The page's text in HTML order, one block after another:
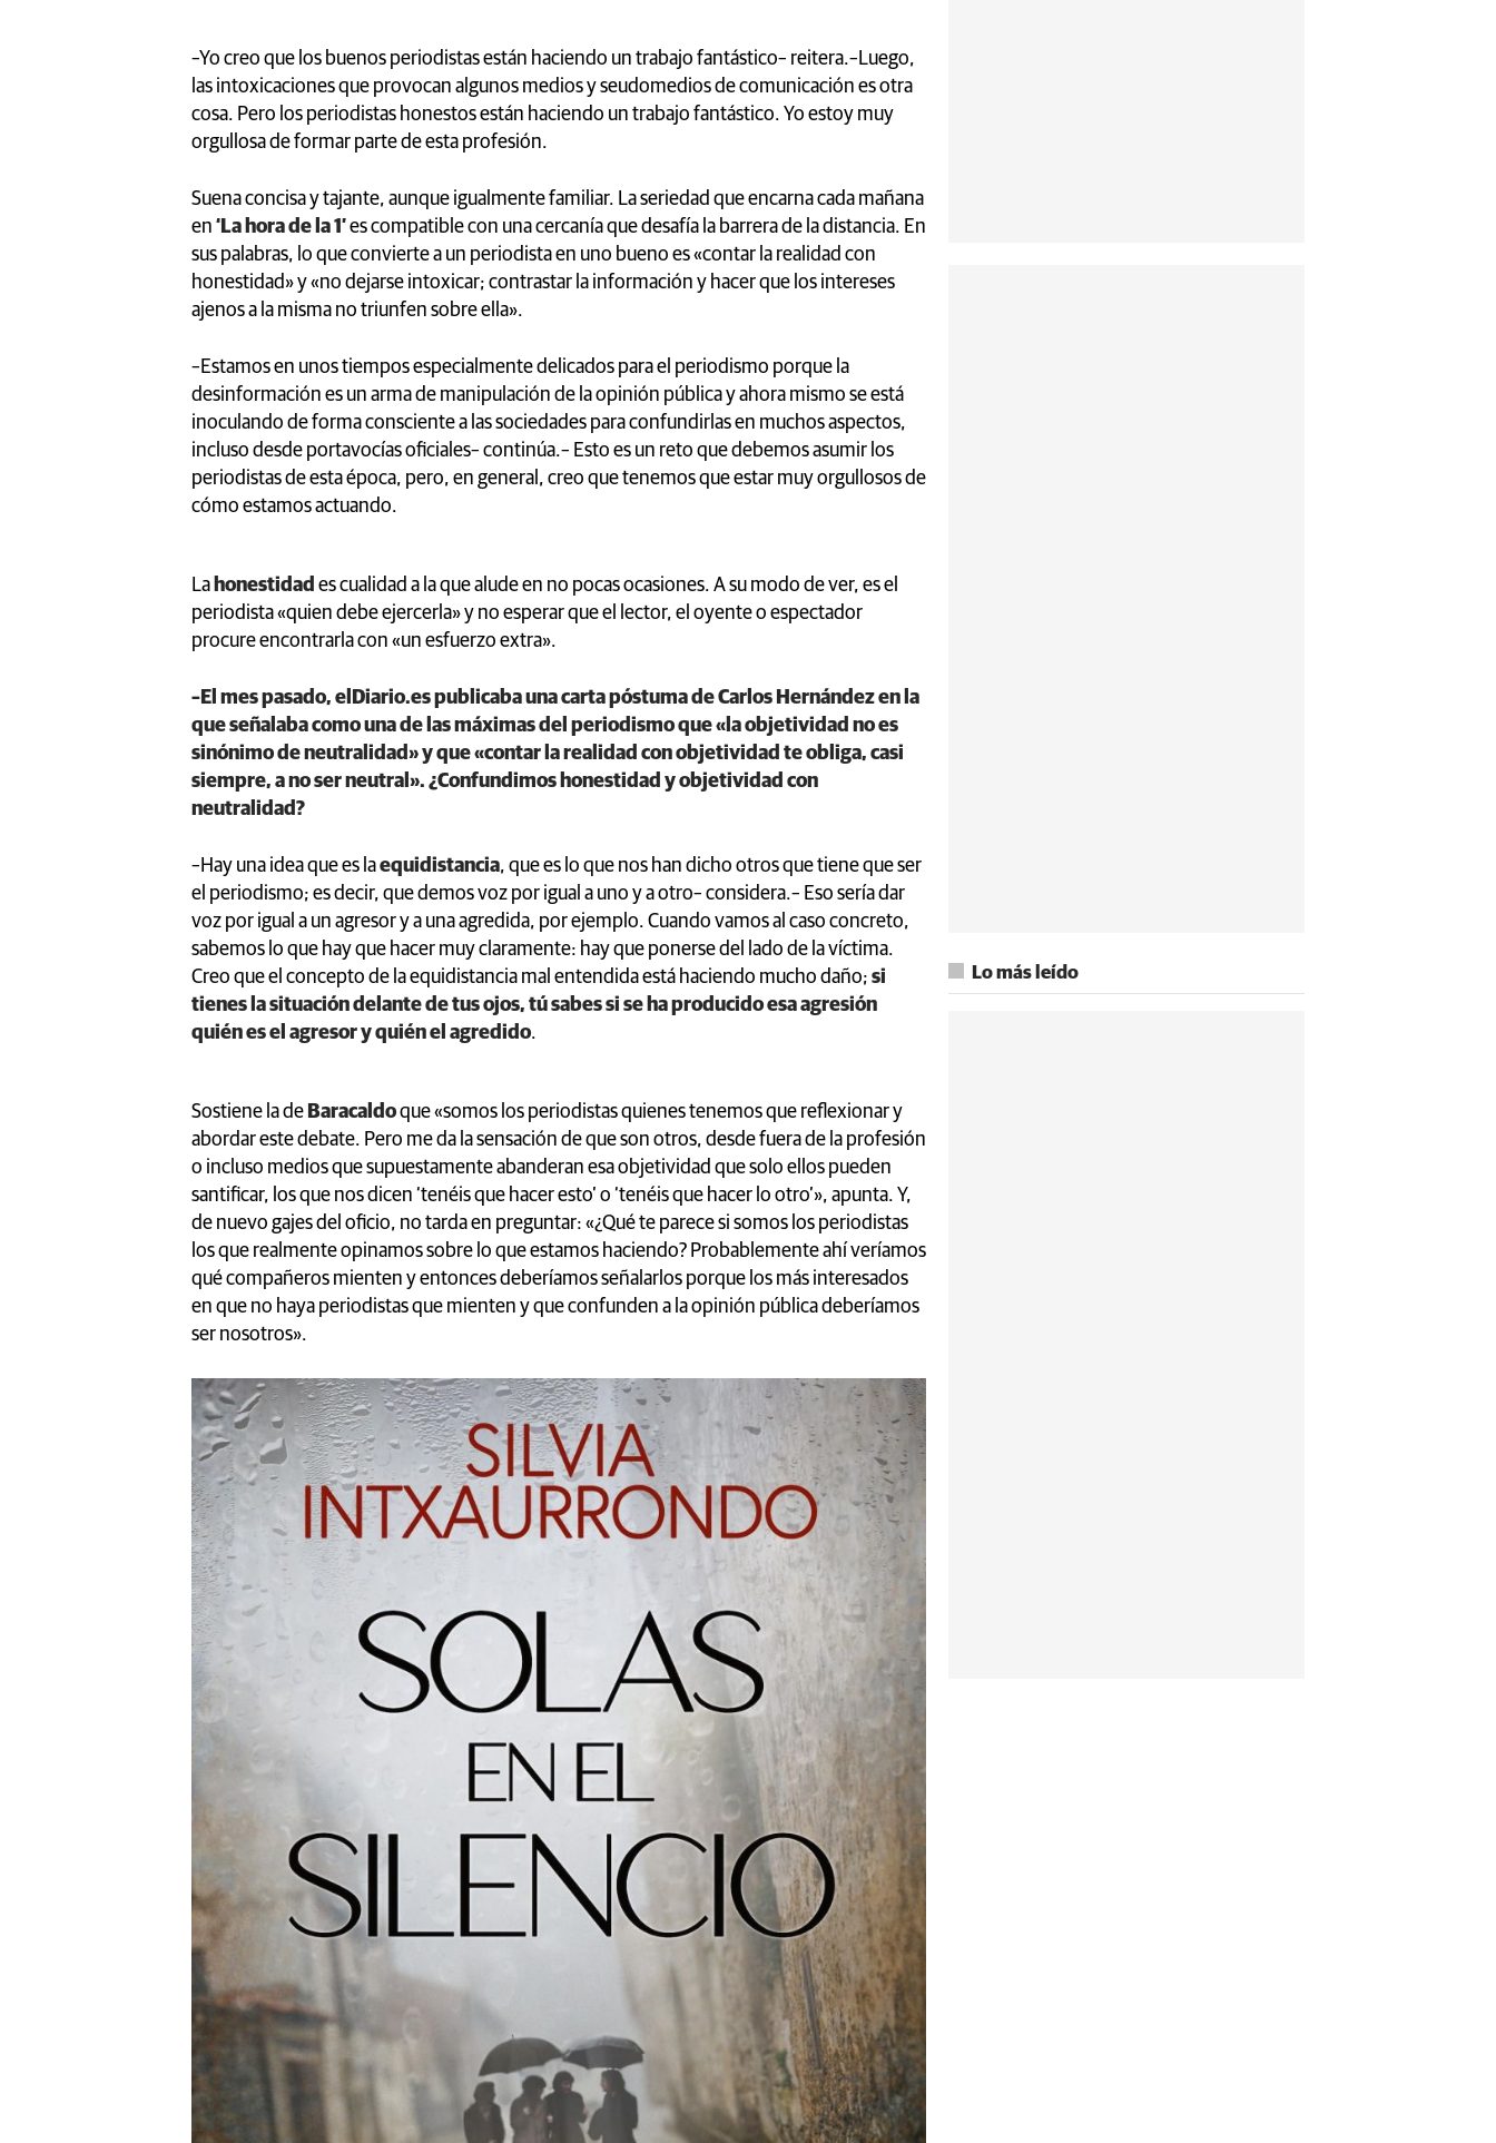
–Yo creo que los buenos periodistas están haciendo un trabajo fantástico– reitera.–Luego,
las intoxicaciones que provocan algunos medios y seudomedios de comunicación es otra
cosa. Pero los periodistas honestos están haciendo un trabajo fantástico. Yo estoy muy
orgullosa de formar parte de esta profesión.
Suena concisa y tajante, aunque igualmente familiar. La seriedad que encarna cada mañana
en ‘La hora de la 1’es compatible con una cercanía que desafía la barrera de la distancia. En
sus palabras, lo que convierte a un periodista en uno bueno es «contar la realidad con
honestidad» y «no dejarse intoxicar; contrastar la información y hacer que los intereses
ajenos a la misma no triunfen sobre ella».
–Estamos en unos tiempos especialmente delicados para el periodismo porque la
desinformación es un arma de manipulación de la opinión pública y ahora mismo se está
inoculando de forma consciente a las sociedades para confundirlas en muchos aspectos,
incluso desde portavocías oficiales– continúa.– Esto es un reto que debemos asumir los
periodistas de esta época, pero, en general, creo que tenemos que estar muy orgullosos de
cómo estamos actuando.
La honestidad es cualidad a la que alude en no pocas ocasiones. A su modo de ver, es el
periodista «quien debe ejercerla» y no esperar que el lector, el oyente o espectador
procure encontrarla con «un esfuerzo extra».
–El mes pasado, elDiario.es publicaba una carta póstuma de Carlos Hernández en la
que señalaba como una de las máximas del periodismo que «la objetividad no es
sinónimo de neutralidad» y que «contar la realidad con objetividad te obliga, casi
siempre, a no ser neutral». ¿Confundimos honestidad y objetividad con
neutralidad?
–Hay una idea que es laequidistancia, que es lo que nos han dicho otros que tiene que ser
el periodismo; es decir, que demos voz por igual a uno y a otro– considera.– Eso sería dar
voz por igual a un agresor y a una agredida, por ejemplo. Cuando vamos al caso concreto,
sabemos lo que hay que hacer muy claramente: hay que ponerse del lado de la víctima.
Creo que el concepto de la equidistancia mal entendida está haciendo mucho daño; si
tienes la situación delante de tus ojos, tú sabes si se ha producido esa agresión
quién es el agresor y quién el agredido.
Sostiene la de Baracaldoque «somos los periodistas quienes tenemos que reflexionar y
abordar este debate. Pero me da la sensación de que son otros, desde fuera de la profesión
o incluso medios que supuestamente abanderan esa objetividad que solo ellos pueden
santificar, los que nos dicen ‘tenéis que hacer esto’ o ‘tenéis que hacer lo otro’», apunta. Y,
de nuevo gajes del oficio, no tarda en preguntar: «¿Qué te parece si somos los periodistas
los que realmente opinamos sobre lo que estamos haciendo? Probablemente ahí veríamos
qué compañeros mienten y entonces deberíamos señalarlos porque los más interesados
en que no haya periodistas que mienten y que confunden a la opinión pública deberíamos
ser nosotros».
Lo más leído